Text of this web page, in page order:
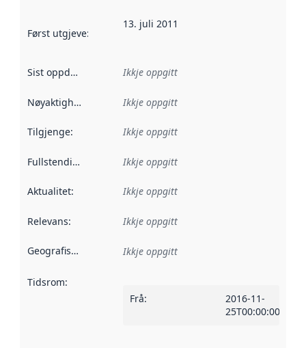
Først utgjeve: Denne datoen seier når dataa i dette
13. juli 2011
Sist oppdatert Ikkje oppgitt
Nøyaktigheit Ikkje oppgitt
Tilgjenge: Ikkje oppgitt
Fullstendigheit Ikkje oppgitt
Aktualitet: Ikkje oppgitt
Relevans: Ikkje oppgitt
Geografisk område Ikkje oppgitt
Tidsrom:
Frå:
2016-11-
25T00:00:00Z